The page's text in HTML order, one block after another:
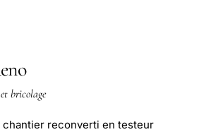
bricolage
reconverti en testeur